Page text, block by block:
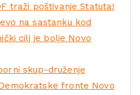
traži poštivanje Statuta!
na sastanku kod
cilj je bolje Novo
skup-druženje
fronte Novo